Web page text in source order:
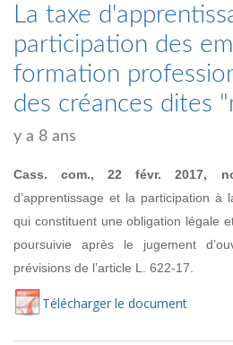
La taxe
participation des
formation
des créances dites
y a 8 ans
Cass. com., 22 févr. 2017,
d’apprentissage et la participation à
qui constituent une obligation légale
poursuivie après le jugement
prévisions de l’article L. 622-17.
Télécharger le document